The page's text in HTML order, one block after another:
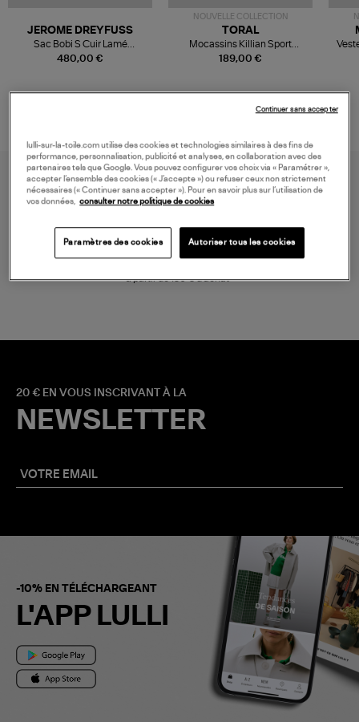
480,00 €
JEROME DREYFUSS
Sac Bobi S Cuir Lamé
Champagne
NOUVELLE COLLECTION
189,00 €
TORAL
Mocassins Killian Sport
Mousse
à partir de 150 € d'achat*
20 € EN VOUS INSCRIVANT À LA
NEWSLETTER
-10% EN TÉLÉCHARGEANT
L'APP LULLI
lulli-sur-la-toile.com utilise des cookies et technologies similaires à des fins de
performance, personnalisation, publicité et analyses, en collaboration avec des
partenaires tels que Google. Vous pouvez configurer vos choix via « Paramétrer »,
accepter l’ensemble des cookies (« J’accepte ») ou refuser ceux non strictement
nécessaires (« Continuer sans accepter »). Pour en savoir plus sur l’utilisation de
vos données,
consulter notre politique de cookies
Paramètres des cookies Autoriser tous les cookies
Continuer sans accepter